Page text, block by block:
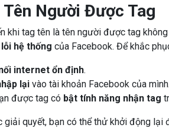
Tên Người Được Tag
khi tag tên là tên người được tag
lỗi hệ thống của Facebook. Để khắc
internet ổn định.
lạivào tài khoản Facebook của mình.
được tag có bật tính năng nhận tag
giải quyết, bạn có thể thử khởi động lại